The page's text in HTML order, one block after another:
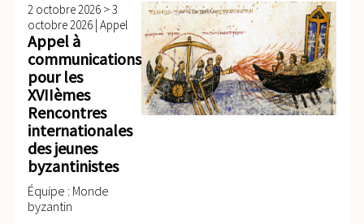
2 octobre 2026 >3
octobre 2026 | Appel
Appel à
communications
pour les
XVIIèmes
Rencontres
internationales
des jeunes
byzantinistes
Équipe : Monde
byzantin